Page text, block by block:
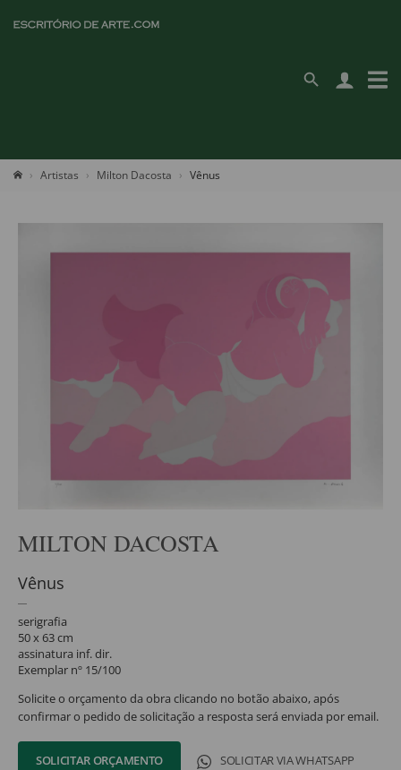
Artistas Milton Dacosta Vênus
MILTON DACOSTA
Vênus
serigrafia
50 x 63 cm
assinatura inf. dir.
Exemplar nº 15/100
Solicite o orçamento da obra clicando no botão abaixo, após
confirmar o pedido de solicitação a resposta será enviada por email.
SOLICITAR ORÇAMENTO SOLICITAR VIA WHATSAPP